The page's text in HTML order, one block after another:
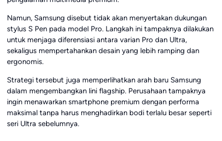
Namun, Samsung disebut tidak akan menyertakan dukungan
stylus S Pen pada model Pro. Langkah ini tampaknya dilakukan
untuk menjaga diferensiasi antara varian Pro dan Ultra,
sekaligus mempertahankan desain yang lebih ramping dan
ergonomis.
Strategi tersebut juga memperlihatkan arah baru Samsung
dalam mengembangkan lini flagship. Perusahaan tampaknya
ingin menawarkan smartphone premium dengan performa
maksimal tanpa harus menghadirkan bodi terlalu besar seperti
seri Ultra sebelumnya.